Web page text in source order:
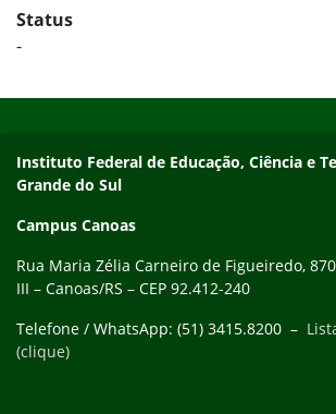
Status
-
Instituto Federal de Educação, Ciência e
Grande do Sul
Campus Canoas
Rua Maria Zélia Carneiro de Figueiredo,
III – Canoas/RS – CEP 92.412-240
Telefone / WhatsApp: (51) 3415.8200 –
(clique)